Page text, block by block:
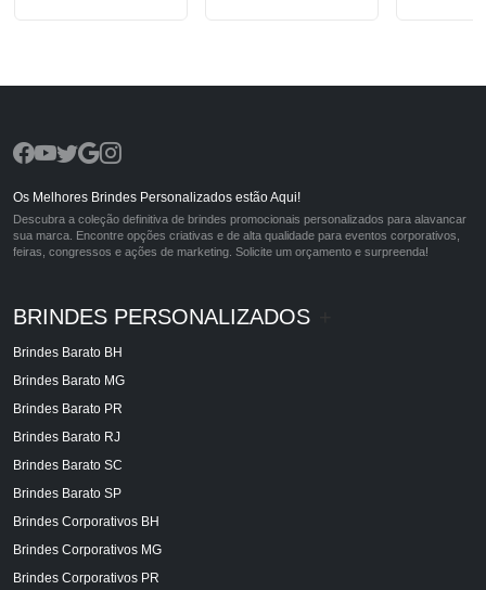
Os Melhores Brindes Personalizados estão Aqui!
Descubra a coleção definitiva de brindes promocionais personalizados para alavancar
sua marca. Encontre opções criativas e de alta qualidade para eventos corporativos,
feiras, congressos e ações de marketing. Solicite um orçamento e surpreenda!
BRINDES PERSONALIZADOS
Brindes Barato BH
Brindes Barato MG
Brindes Barato PR
Brindes Barato RJ
Brindes Barato SC
Brindes Barato SP
Brindes Corporativos BH
Brindes Corporativos MG
Brindes Corporativos PR